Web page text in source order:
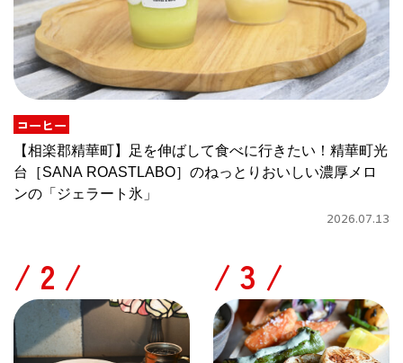
コーヒー
【相楽郡精華町】足を伸ばして食べに行きたい！精華町光
台［SANA ROASTLABO］のねっとりおいしい濃厚メロ
ンの「ジェラート氷」
2026.07.13
/ /